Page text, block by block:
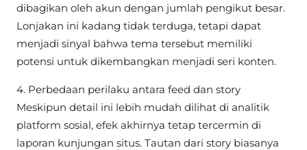
dibagikan oleh akun dengan jumlah pengikut besar.
Lonjakan ini kadang tidak terduga, tetapi dapat
menjadi sinyal bahwa tema tersebut memiliki
potensi untuk dikembangkan menjadi seri konten.
4. Perbedaan perilaku antara feed dan story
Meskipun detail ini lebih mudah dilihat di analitik
platform sosial, efek akhirnya tetap tercermin di
laporan kunjungan situs. Tautan dari story biasanya